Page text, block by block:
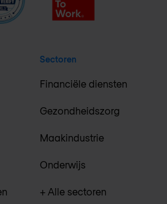
Sectoren
Financiële diensten
Gezondheidszorg
Maakindustrie
Onderwijs
+ Alle sectoren